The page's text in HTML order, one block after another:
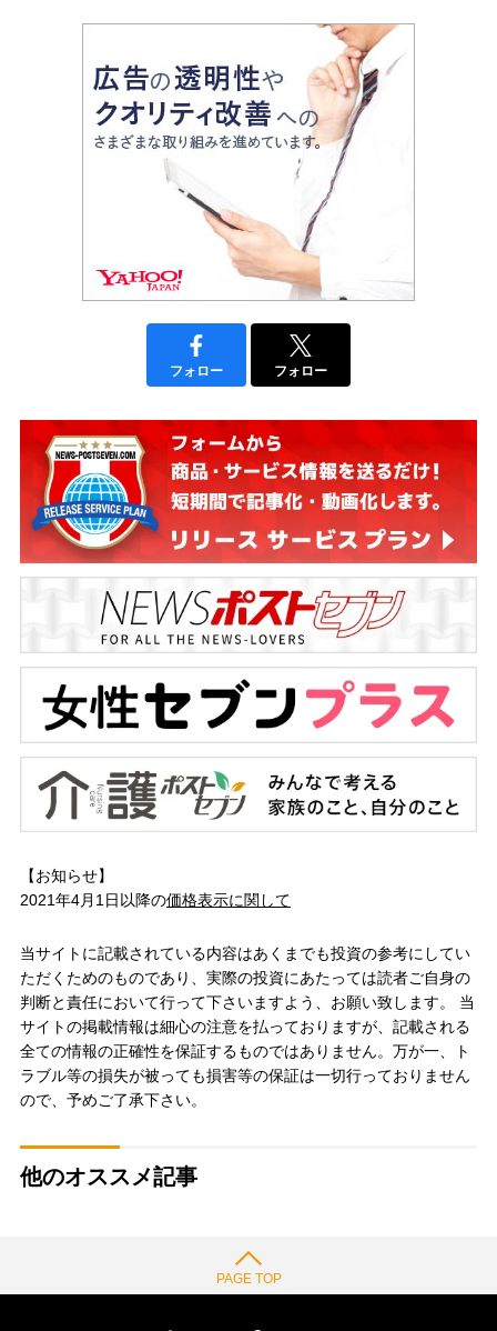
フォロー フォロー
【お知らせ】
2021年4月1日以降の価格表示に関して
当サイトに記載されている内容はあくまでも投資の参考にしてい
ただくためのものであり、実際の投資にあたっては読者ご自身の
判断と責任において行って下さいますよう、お願い致します。 当
サイトの掲載情報は細心の注意を払っておりますが、記載される
全ての情報の正確性を保証するものではありません。万が一、ト
ラブル等の損失が被っても損害等の保証は一切行っておりません
ので、予めご了承下さい。
他のオススメ記事
PAGE TOP